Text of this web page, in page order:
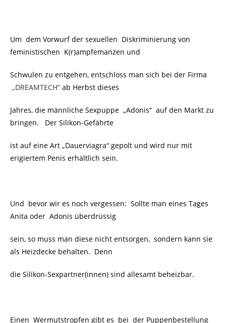
Um dem Vorwurf der sexuellen Diskriminierung von
feministischen K(r)ampfemanzen und
Schwulen zu entgehen, entschloss man sich bei der Firma
„DREAMTECH“ ab Herbst dieses
Jahres, die männliche Sexpuppe „Adonis“ auf den Markt zu
bringen. Der Silikon-Gefährte
ist auf eine Art „Dauerviagra“ gepolt und wird nur mit
erigiertem Penis erhältlich sein.
Und bevor wir es noch vergessen: Sollte man eines Tages
Anita oder Adonis überdrüssig
sein, so muss man diese nicht entsorgen, sondern kann sie
als Heizdecke behalten. Denn
die Silikon-Sexpartner(innen) sind allesamt beheizbar.
Einen Wermutstropfen gibt es bei der Puppenbestellung